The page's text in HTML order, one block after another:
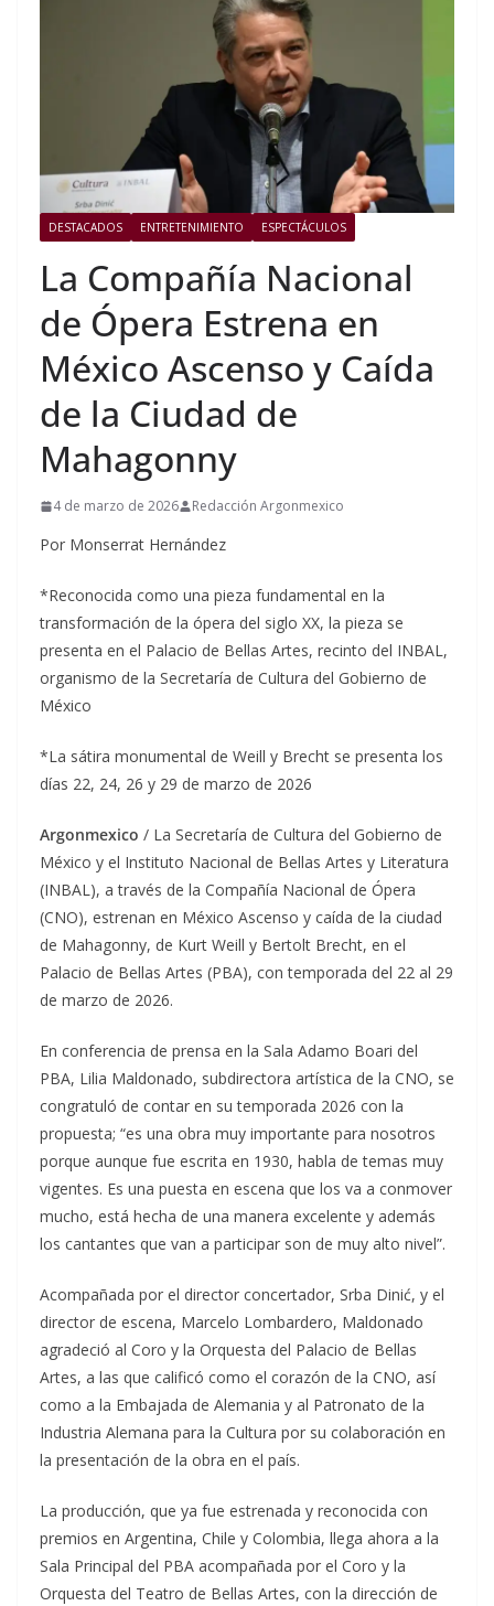
DESTACADOS ENTRETENIMIENTO ESPECTÁCULOS
La Compañía Nacional
de Ópera Estrena en
México Ascenso y Caída
de la Ciudad de
Mahagonny
4 de marzo de 2026 Redacción Argonmexico
Por Monserrat Hernández
*Reconocida como una pieza fundamental en la
transformación de la ópera del siglo XX, la pieza se
presenta en el Palacio de Bellas Artes, recinto del INBAL,
organismo de la Secretaría de Cultura del Gobierno de
México
*La sátira monumental de Weill y Brecht se presenta los
días 22, 24, 26 y 29 de marzo de 2026
Argonmexico / La Secretaría de Cultura del Gobierno de
México y el Instituto Nacional de Bellas Artes y Literatura
(INBAL), a través de la Compañía Nacional de Ópera
(CNO), estrenan en México Ascenso y caída de la ciudad
de Mahagonny, de Kurt Weill y Bertolt Brecht, en el
Palacio de Bellas Artes (PBA), con temporada del 22 al 29
de marzo de 2026.
En conferencia de prensa en la Sala Adamo Boari del
PBA, Lilia Maldonado, subdirectora artística de la CNO, se
congratuló de contar en su temporada 2026 con la
propuesta; “es una obra muy importante para nosotros
porque aunque fue escrita en 1930, habla de temas muy
vigentes. Es una puesta en escena que los va a conmover
mucho, está hecha de una manera excelente y además
los cantantes que van a participar son de muy alto nivel”.
Acompañada por el director concertador, Srba Dinić, y el
director de escena, Marcelo Lombardero, Maldonado
agradeció al Coro y la Orquesta del Palacio de Bellas
Artes, a las que calificó como el corazón de la CNO, así
como a la Embajada de Alemania y al Patronato de la
Industria Alemana para la Cultura por su colaboración en
la presentación de la obra en el país.
La producción, que ya fue estrenada y reconocida con
premios en Argentina, Chile y Colombia, llega ahora a la
Sala Principal del PBA acompañada por el Coro y la
Orquesta del Teatro de Bellas Artes, con la dirección de